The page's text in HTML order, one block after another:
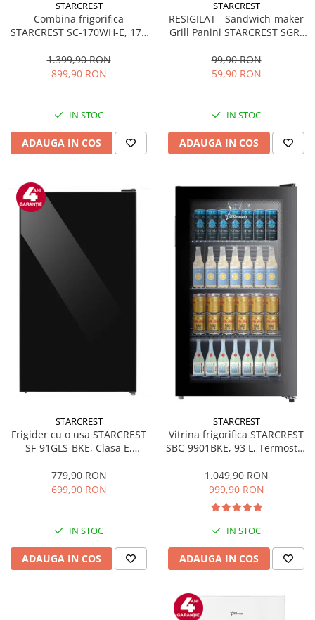
STARCREST
Combina frigorifica
STARCREST SC-170WH-E, 170
Termostat reglabil, Iluminare
LED, Picioare ajustabile, Usi
1.399,90 RON
899,90 RON
IN STOC
ADAUGA IN COS
STARCREST
RESIGILAT - Sandwich-maker
Grill Panini STARCREST SGR-
nonaderente, Deschidere
180°, Suprafata de gatire 23 x
99,90 RON
59,90 RON
IN STOC
ADAUGA IN COS
STARCREST
Frigider cu o usa STARCREST
SF-91GLS-BKE, Clasa E,
interioara, H 83 cm, Sticla
Neagra
779,90 RON
699,90 RON
IN STOC
ADAUGA IN COS
STARCREST
Vitrina frigorifica STARCREST
SBC-9901BKE, 93 L, Termostat
sticla, H 84.5 cm, Negru
1.049,90 RON
999,90 RON
IN STOC
ADAUGA IN COS